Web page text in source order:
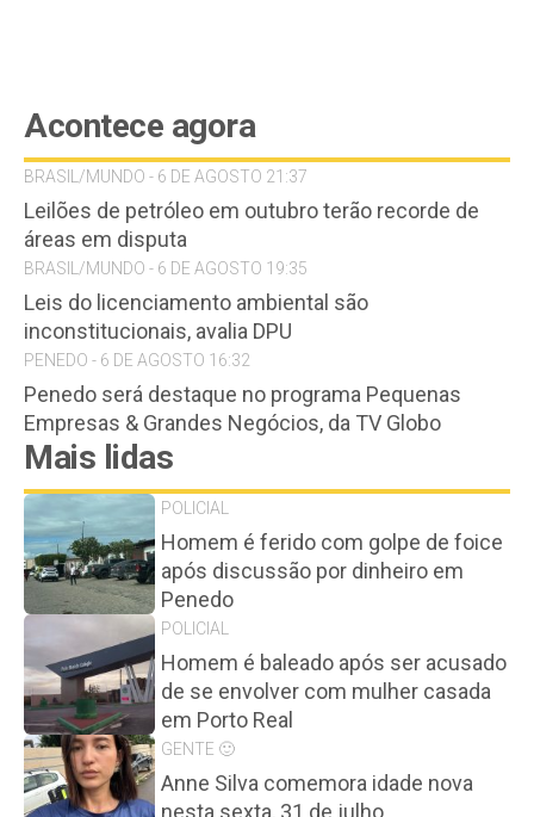
Acontece agora
BRASIL/MUNDO - 6 DE AGOSTO 21:37
Leilões de petróleo em outubro terão recorde de
áreas em disputa
BRASIL/MUNDO - 6 DE AGOSTO 19:35
Leis do licenciamento ambiental são
inconstitucionais, avalia DPU
PENEDO - 6 DE AGOSTO 16:32
Penedo será destaque no programa Pequenas
Empresas & Grandes Negócios, da TV Globo
Mais lidas
POLICIAL
Homem é ferido com golpe de foice
após discussão por dinheiro em
Penedo
POLICIAL
Homem é baleado após ser acusado
de se envolver com mulher casada
em Porto Real
GENTE 🙂
Anne Silva comemora idade nova
nesta sexta, 31 de julho